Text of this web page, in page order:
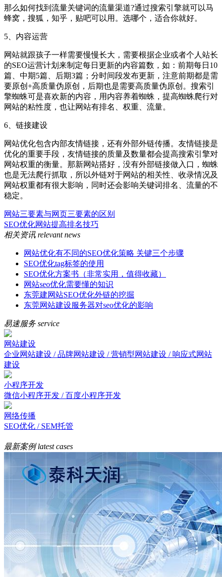
那么如何找到流量关键词的流量渠道?通过搜索引擎就可以马
蜂窝，搜狐，知乎，贴吧可以用。选哪个，适合你就好。
5、内容运营
网站就跟孩子一样需要慢慢长大，需要根据企业或者个人站长
的SEO运营计划来制定每日更新的内容篇数，如：前期每日10
篇、中期5篇、后期3篇；分时间段发布更新，注意前期都是需
要原创+高质量伪原创，后期也是需要高质量伪原创。搜索引
擎蜘蛛可是喜欢新的内容，用内容养着蜘蛛，提高蜘蛛爬行对
网站的粘性度，也让网站有排名、权重、流量。
6、链接建设
网站优化包含内部友情链接，还有外部外链传播。友情链接是
优化的重要手段，友情链接的质量及数量都会提高搜索引擎对
网站权重的衡量。那新网站搭好，没有外部链接做入口，蜘蛛
也是无法爬行抓取，所以外链对于网站的相关性、收录情况及
网站权重都有很大影响，同时还会影响关键词排名、流量的不
稳定。
网站三要素与网页三要素的区别
SEO优化网站提高排名技巧
相关资讯 relevant news
网站优化有不同的SEO优化策略 关键三个步骤
SEO优化tag标签的使用
SEO优化方案书（非常实用，值得收藏）
网站seo优化需要懂的知识
东莞建网站SEO优化外链的挖掘
东莞网站建设服务器对seo优化的影响
易速服务service
网站建设
企业网站建设 / 品牌网站建设 / 营销型网站建设 / 响应式网站
建设
小程序开发
微信小程序开发 / 百度小程序开发
网络传播
SEO优化 / SEM托管
最新案例latest cases